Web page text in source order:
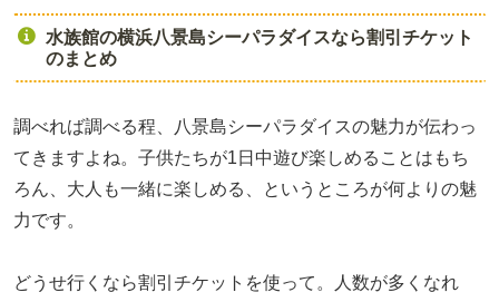
水族館の横浜八景島シーパラダイスなら割引チケット
のまとめ
調べれば調べる程、八景島シーパラダイスの魅力が伝わっ
てきますよね。子供たちが1日中遊び楽しめることはもち
ろん、大人も一緒に楽しめる、というところが何よりの魅
力です。
どうせ行くなら割引チケットを使って。人数が多くなれ